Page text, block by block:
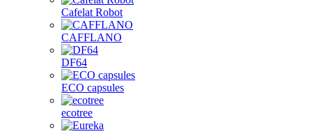
Cafelat Robot
CAFFLANO
DF64
ECO capsules
ecotree